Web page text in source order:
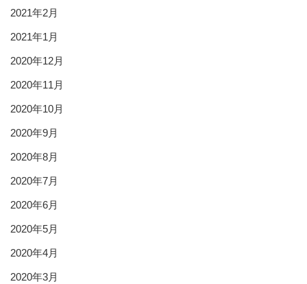
2021年2月
2021年1月
2020年12月
2020年11月
2020年10月
2020年9月
2020年8月
2020年7月
2020年6月
2020年5月
2020年4月
2020年3月